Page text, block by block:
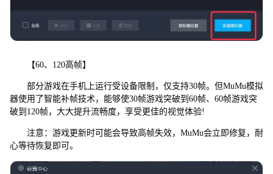
【60、120高帧】
部分游戏在手机上运行受设备限制，仅支持30帧。但MuMu模拟
器使用了智能补帧技术，能够使30帧游戏突破到60帧、60帧游戏突
破到120帧，大大提升流畅度，享受更佳的视觉体验!
注意：游戏更新时可能会导致高帧失效，MuMu会立即修复，耐
心等待恢复即可。